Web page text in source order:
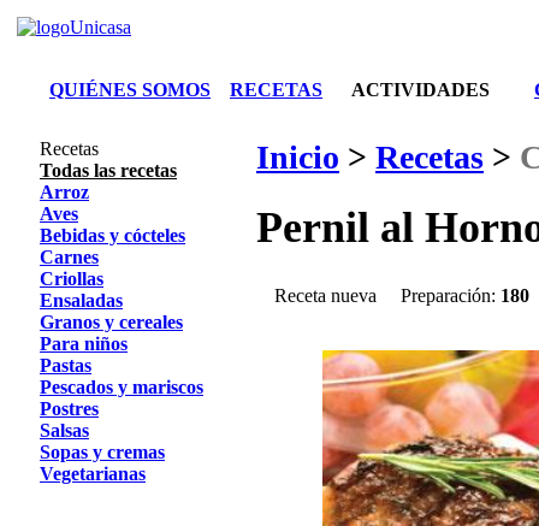
QUIÉNES SOMOS RECETAS ACTIVIDADES
Recetas
Todas las recetas
Arroz
Aves
Bebidas y cócteles
Carnes
Criollas
Ensaladas
Granos y cereales
Para niños
Pastas
Pescados y mariscos
Postres
Salsas
Sopas y cremas
Vegetarianas
Inicio > Recetas >
Pernil al
Receta nueva Preparación: 180